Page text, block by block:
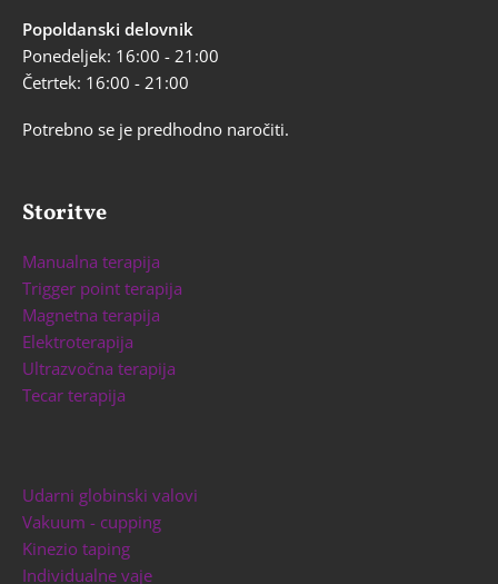
Popoldanski delovnik
Ponedeljek: 16:00 - 21:00
Četrtek: 16:00 - 21:00
Potrebno se je predhodno naročiti.
Storitve
Manualna terapija
Trigger point terapija
Magnetna terapija
Elektroterapija
Ultrazvočna terapija
Tecar terapija
Udarni globinski valovi
Vakuum - cupping
Kinezio taping
Individualne vaje